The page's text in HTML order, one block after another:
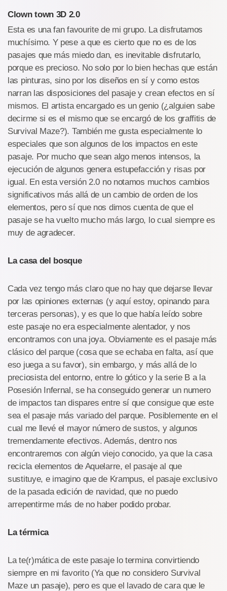
Clown town 3D 2.0
Esta es una fan favourite de mi grupo. La disfrutamos
muchísimo. Y pese a que es cierto que no es de los
pasajes que más miedo dan, es inevitable disfrutarlo,
porque es precioso. No solo por lo bien hechas que están
las pinturas, sino por los diseños en sí y como estos
narran las disposiciones del pasaje y crean efectos en sí
mismos. El artista encargado es un genio (¿alguien sabe
decirme si es el mismo que se encargó de los graffitis de
Survival Maze?). También me gusta especialmente lo
especiales que son algunos de los impactos en este
pasaje. Por mucho que sean algo menos intensos, la
ejecución de algunos genera estupefacción y risas por
igual. En esta versión 2.0 no notamos muchos cambios
significativos más allá de un cambio de orden de los
elementos, pero sí que nos dimos cuenta de que el
pasaje se ha vuelto mucho más largo, lo cual siempre es
muy de agradecer.
La casa del bosque
Cada vez tengo más claro que no hay que dejarse llevar
por las opiniones externas (y aquí estoy, opinando para
terceras personas), y es que lo que había leído sobre
este pasaje no era especialmente alentador, y nos
encontramos con una joya. Obviamente es el pasaje más
clásico del parque (cosa que se echaba en falta, así que
eso juega a su favor), sin embargo, y más allá de lo
preciosista del entorno, entre lo gótico y la serie B a la
Posesión Infernal, se ha conseguido generar un numero
de impactos tan dispares entre sí que consigue que este
sea el pasaje más variado del parque. Posiblemente en el
cual me llevé el mayor número de sustos, y algunos
tremendamente efectivos. Además, dentro nos
encontraremos con algún viejo conocido, ya que la casa
recicla elementos de Aquelarre, el pasaje al que
sustituye, e imagino que de Krampus, el pasaje exclusivo
de la pasada edición de navidad, que no puedo
arrepentirme más de no haber podido probar.
La térmica
La te(r)mática de este pasaje lo termina convirtiendo
siempre en mi favorito (Ya que no considero Survival
Maze un pasaje), pero es que el lavado de cara que le